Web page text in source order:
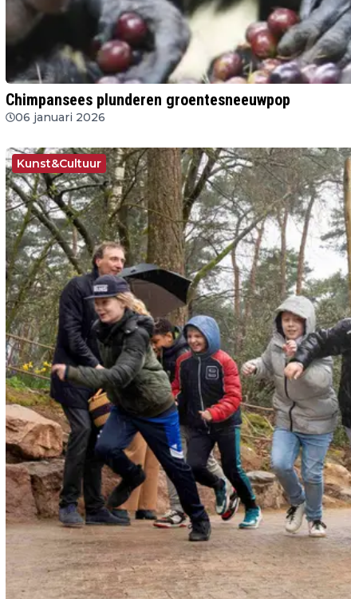
Chimpansees plunderen groentesneeuwpop
06 januari 2026
Kunst&Cultuur